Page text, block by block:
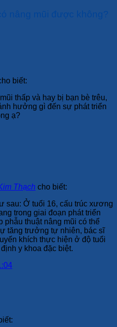
nâng mũi được không?
biết:
thấp và hay bị bạn bè trêu,
hưởng gì đến sự phát triển
ạ?
Thạch cho biết:
sau: Ở tuổi 16, cấu trúc xương
trong giai đoạn phát triển
phẫu thuật nâng mũi có thể
tăng trưởng tự nhiên, bác sĩ
khích thực hiện ở độ tuổi
y khoa đặc biệt.